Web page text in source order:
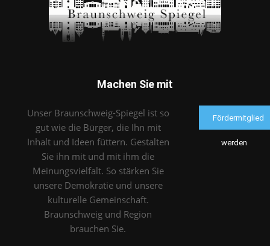
Machen Sie mit
Unser Braunschweig-Spiegel ist so
gut wie die Bürger, die Ihn mit
Inhalt und Ideen füttern. Gestalten
Sie ihn mit und mit ihm die
Meinungsvielfalt. So stärken Sie
unsere Demokratie und unsere
kulturelle Gemeinschaft.
Braunschweig und Region
brauchen Sie.
Fördermitglied
werden